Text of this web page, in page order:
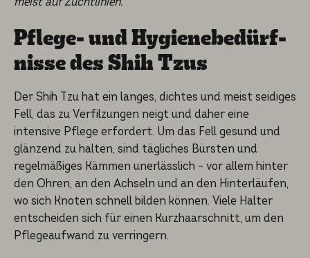
Pflege- und Hygiene­be­dürf­
nis­se des Shih Tzus
Der Shih Tzu hat ein langes, dichtes und meist seidiges
Fell, das zu Verfilzungen neigt und daher eine
intensive Pflege erfordert. Um das Fell gesund und
glänzend zu halten, sind tägliches Bürsten und
regelmäßiges Kämmen unerlässlich – vor allem hinter
den Ohren, an den Achseln und an den Hinterläufen,
wo sich Knoten schnell bilden können. Viele Halter
entscheiden sich für einen Kurzhaarschnitt, um den
Pflegeaufwand zu verringern.